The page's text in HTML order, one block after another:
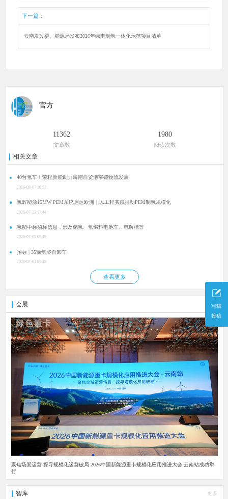
写稿
投稿
下一篇：
云南发改委、能源局发布2026年绿电制氢一体化示范项目清单
官方
11362
文章数
1980
阅读次数
相关文章
40台氢车！荣程新能助力海南自贸港零碳物流发展
2026-08-07 10:52
氢辉能源15MW PEM系统启运欧洲｜以工程实践推动PEM制氢规模化
2026-07-23 17:44
氢能中标招标信息，涉及储氢、氢燃料电池车、电解槽等
2026-07-05 09:49
招标 | 35辆氢能自卸车
2026-07-04 09:48
查看更多
会展 更多
聚焦场景运营 探寻规模化运营破局 2026中国新能源重卡规模化应用推进大会·云南站成功举
行
智库 更多